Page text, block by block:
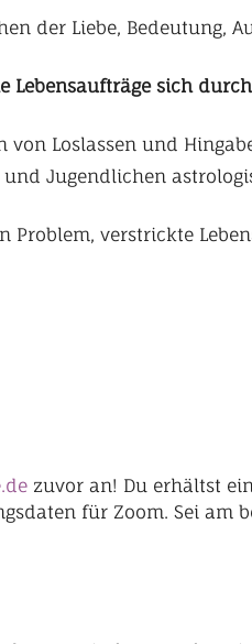
der Liebe, Bedeutung,
Lebensaufträge sich
von Loslassen und
und Jugendlichen
verstrickte
zuvor an! Du erhältst
für Zoom. Sei am